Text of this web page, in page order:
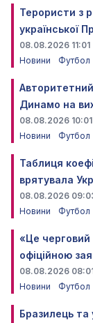
Терористи з
української
08.08.2026 11:01
Новини
Футбол
Динамо на
08.08.2026 10:01
Новини
Футбол
Таблиця
врятувала
08.08.2026
Новини
Футбол
«Це черговий
офіційною
08.08.2026
Новини
Футбол
Бразилець та